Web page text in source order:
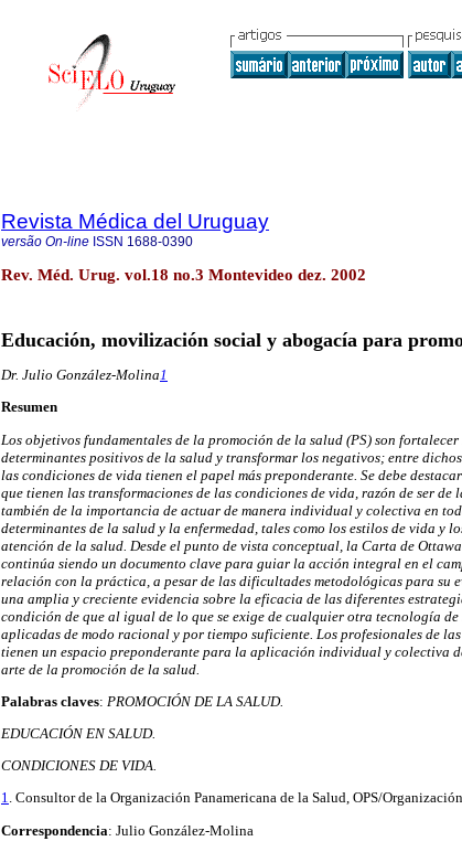
Revista Médica del Uruguay
versão On-line ISSN 1688-0390
Rev. Méd. Urug. vol.18 no.3 Montevideo dez. 2002
Educación, movilización social y abogacía para
Dr. Julio González-Molina1
Resumen
Los objetivos fundamentales de la promoción de la salud (PS) son fortalecer
determinantes positivos de la salud y transformar los negativos; entre
las condiciones de vida tienen el papel más preponderante. Se debe
que tienen las transformaciones de las condiciones de vida, razón de ser de
también de la importancia de actuar de manera individual y colectiva en
determinantes de la salud y la enfermedad, tales como los estilos de vida y
atención de la salud. Desde el punto de vista conceptual, la Carta de
continúa siendo un documento clave para guiar la acción integral en el
relación con la práctica, a pesar de las dificultades metodológicas para su
una amplia y creciente evidencia sobre la eficacia de las diferentes
condición de que al igual de lo que se exige de cualquier otra tecnología de
aplicadas de modo racional y por tiempo suficiente. Los profesionales de
tienen un espacio preponderante para la aplicación individual y colectiva
arte de la promoción de la salud.
Palabras claves: PROMOCIÓN DE LA SALUD.
EDUCACIÓN EN SALUD.
CONDICIONES DE VIDA.
1. Consultor de la Organización Panamericana de la Salud, OPS/
Correspondencia: Julio González-Molina